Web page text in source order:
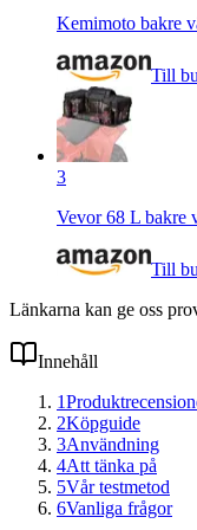
Kemimoto bakre
Till
3
Vevor 68 L bakre
Till
Länkarna kan ge oss
Innehåll
1
2Köpguide
3Användning
4Att tänka på
5Vår testmetod
6Vanliga frågor